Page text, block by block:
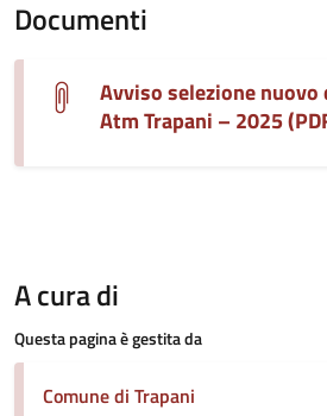
Documenti
Avviso selezione
Atm Trapani – 2025
A cura di
Questa pagina è gestita da
Comune di Trapani